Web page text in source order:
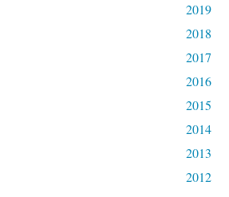
2019
2018
2017
2016
2015
2014
2013
2012